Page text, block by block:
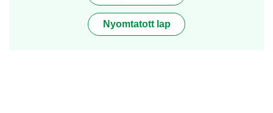
Nyomtatott lap